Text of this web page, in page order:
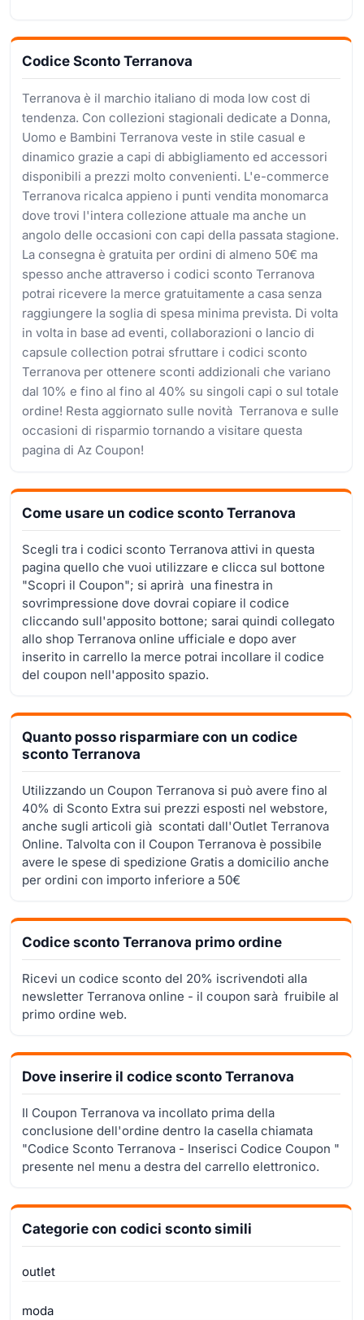
Codice Sconto Terranova
Terranova è il marchio italiano di moda low cost di
tendenza. Con collezioni stagionali dedicate a Donna,
Uomo e Bambini Terranova veste in stile casual e
dinamico grazie a capi di abbigliamento ed accessori
disponibili a prezzi molto convenienti. L'e-commerce
Terranova ricalca appieno i punti vendita monomarca
dove trovi l'intera collezione attuale ma anche un
angolo delle occasioni con capi della passata stagione.
La consegna è gratuita per ordini di almeno 50€ ma
spesso anche attraverso i codici sconto Terranova
potrai ricevere la merce gratuitamente a casa senza
raggiungere la soglia di spesa minima prevista. Di volta
in volta in base ad eventi, collaborazioni o lancio di
capsule collection potrai sfruttare i codici sconto
Terranova per ottenere sconti addizionali che variano
dal 10% e fino al fino al 40% su singoli capi o sul totale
ordine! Resta aggiornato sulle novità Terranova e sulle
occasioni di risparmio tornando a visitare questa
pagina di Az Coupon!
Come usare un codice sconto Terranova
Scegli tra i codici sconto Terranova attivi in questa
pagina quello che vuoi utilizzare e clicca sul bottone
"Scopri il Coupon"; si aprirà una finestra in
sovrimpressione dove dovrai copiare il codice
cliccando sull'apposito bottone; sarai quindi collegato
allo shop Terranova online ufficiale e dopo aver
inserito in carrello la merce potrai incollare il codice
del coupon nell'apposito spazio.
Quanto posso risparmiare con un codice
sconto Terranova
Utilizzando un Coupon Terranova si può avere fino al
40% di Sconto Extra sui prezzi esposti nel webstore,
anche sugli articoli già scontati dall'Outlet Terranova
Online. Talvolta con il Coupon Terranova è possibile
avere le spese di spedizione Gratis a domicilio anche
per ordini con importo inferiore a 50€
Codice sconto Terranova primo ordine
Ricevi un codice sconto del 20% iscrivendoti alla
newsletter Terranova online - il coupon sarà fruibile al
primo ordine web.
Dove inserire il codice sconto Terranova
Il Coupon Terranova va incollato prima della
conclusione dell'ordine dentro la casella chiamata
"Codice Sconto Terranova - Inserisci Codice Coupon "
presente nel menu a destra del carrello elettronico.
Categorie con codici sconto simili
outlet
moda